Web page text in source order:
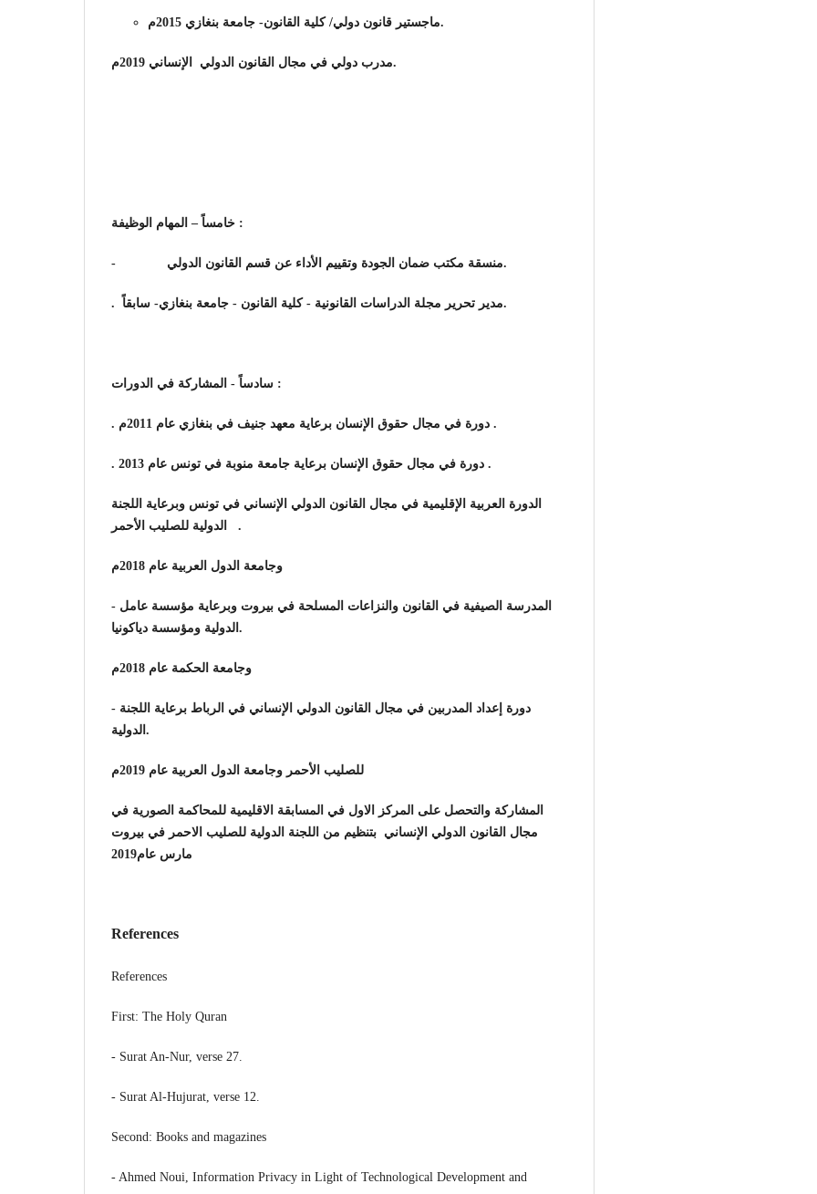
ماجستير قانون دولي/ كلية القانون- جامعة بنغازي 2015م.
مدرب دولي في مجال القانون الدولي الإنساني 2019م.
خامساً – المهام الوظيفة :
- منسقة مكتب ضمان الجودة وتقييم الأداء عن قسم القانون الدولي.
. مدير تحرير مجلة الدراسات القانونية - كلية القانون - جامعة بنغازي- سابقاً.
سادساً - المشاركة في الدورات :
. دورة في مجال حقوق الإنسان برعاية معهد جنيف في بنغازي عام 2011م .
. دورة في مجال حقوق الإنسان برعاية جامعة منوبة في تونس عام 2013 .
الدورة العربية الإقليمية في مجال القانون الدولي الإنساني في تونس وبرعاية اللجنة
الدولية للصليب الأحمر .
وجامعة الدول العربية عام 2018م
- المدرسة الصيفية في القانون والنزاعات المسلحة في بيروت وبرعاية مؤسسة عامل
الدولية ومؤسسة دياكونيا.
وجامعة الحكمة عام 2018م
- دورة إعداد المدربين في مجال القانون الدولي الإنساني في الرباط برعاية اللجنة
الدولية.
للصليب الأحمر وجامعة الدول العربية عام 2019م
المشاركة والتحصل على المركز الاول في المسابقة الاقليمية للمحاكمة الصورية في
مجال القانون الدولي الإنساني بتنظيم من اللجنة الدولية للصليب الاحمر في بيروت
مارس عام2019
References
References
First: The Holy Quran
- Surat An-Nur, verse 27.
- Surat Al-Hujurat, verse 12.
Second: Books and magazines
- Ahmed Noui, Information Privacy in Light of Technological Development and